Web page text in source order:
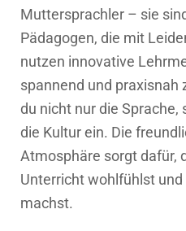
Muttersprachler – sie
Pädagogen, die mit
nutzen innovative
spannend und praxisnah
du nicht nur die
die Kultur ein. Die
Atmosphäre sorgt dafür,
Unterricht wohlfühlst
machst.